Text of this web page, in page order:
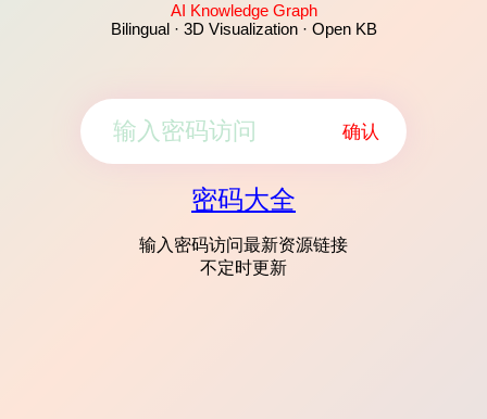
AI Knowledge Graph
Bilingual · 3D Visualization · Open KB
确认
密码大全
输入密码访问最新资源链接
不定时更新